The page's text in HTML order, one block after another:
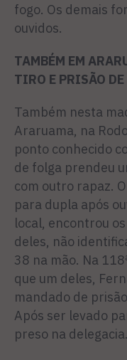
fogo. Os demais
ouvidos.
TAMBÉM EM
TIRO E PRISÃO
Também nesta
Araruama, na
ponto conhecido
de folga prendeu
com outro rapaz.
para dupla após
local, encontrou
deles, não
38 na mão. Na
que um deles,
mandado de
Após ser levado
preso na delegacia.